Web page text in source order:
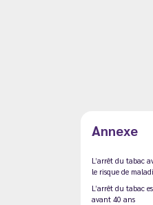
Annexe
L’arrêt du tabac
le risque de
L’arrêt du tabac
avant 40 ans